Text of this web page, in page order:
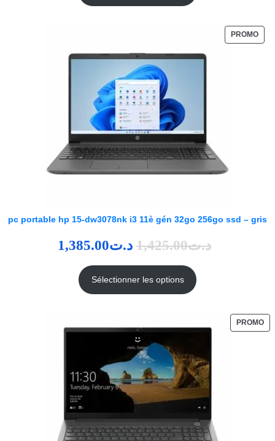
PROMO
pc portable hp 15-dw3078nk i3 11è gén 32go 256go ssd – gris
د.ت1,425.00 د.ت1,385.00
Sélectionner les options
PROMO